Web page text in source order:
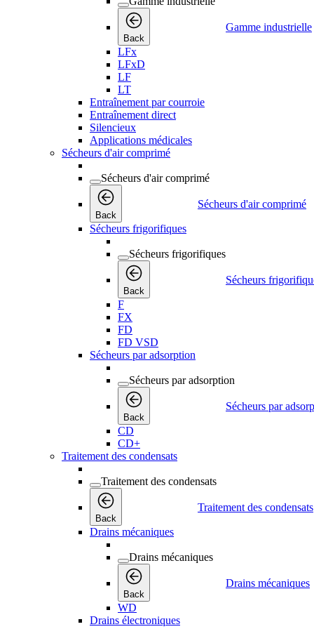
Back
Gamme industrielle
LFx
LFxD
LF
LT
Entraînement par courroie
Entraînement direct
Silencieux
Applications médicales
Sécheurs d'air comprimé
Sécheurs d'air comprimé
Back
Sécheurs d'air comprimé
Sécheurs frigorifiques
Sécheurs frigorifiques
Back
Sécheurs
F
FX
FD
FD VSD
Sécheurs par adsorption
Sécheurs par adsorption
Back
Sécheurs par
CD
CD+
Traitement des condensats
Traitement des condensats
Back
Traitement des condensats
Drains mécaniques
Drains mécaniques
Back
Drains mécaniques
WD
Drains électroniques